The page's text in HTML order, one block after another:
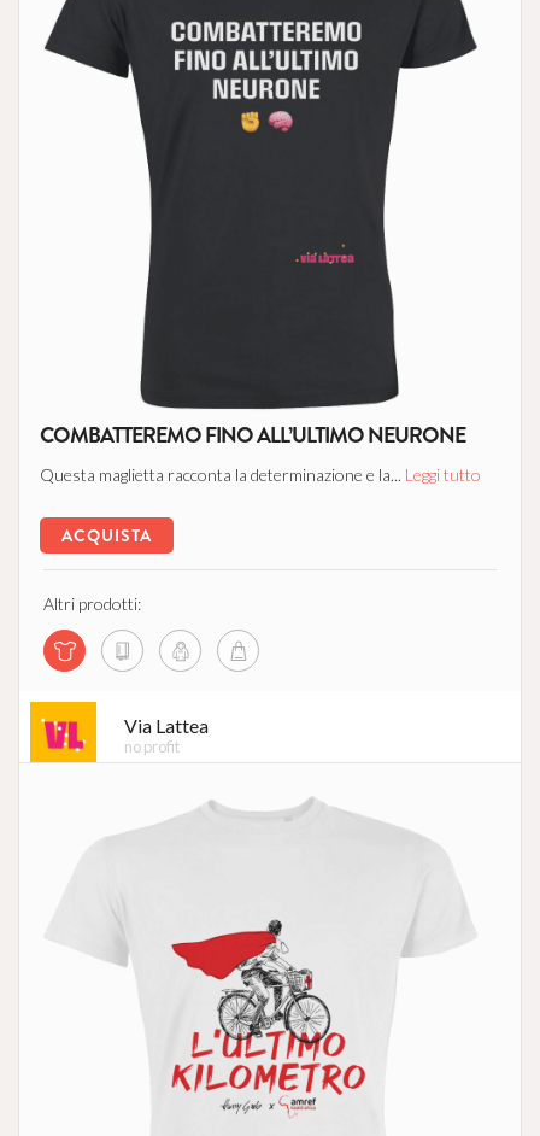
COMBATTEREMO FINO ALL’ULTIMO NEURONE
Questa maglietta racconta la determinazione e la... Leggi tutto
ACQUISTA
Altri prodotti:
Via Lattea
no profit